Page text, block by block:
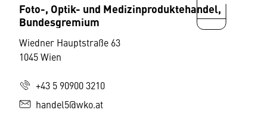
Foto-, Optik- und Medizinproduktehandel,
Bundesgremium
Wiedner Hauptstraße 63
1045 Wien
+43 5 90900 3210
handel5@wko.at